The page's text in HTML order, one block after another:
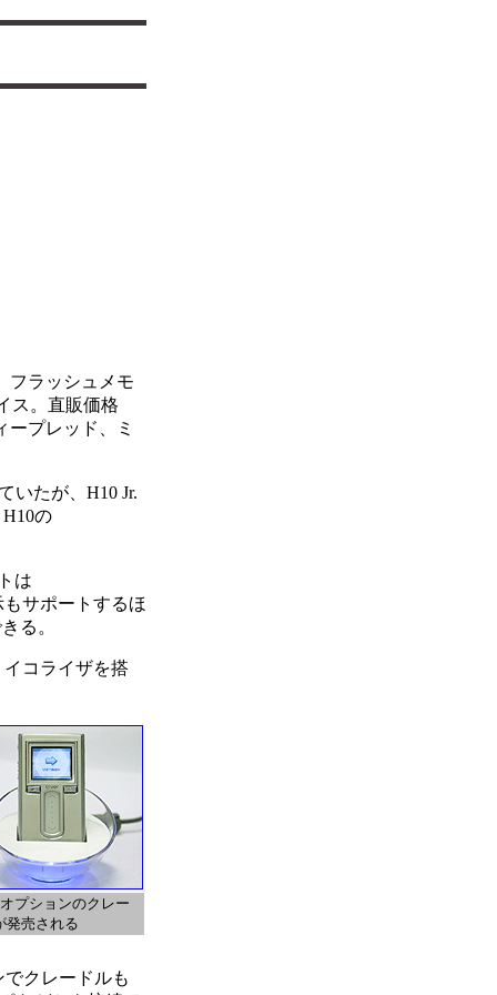
フラッシュメモ
ス。直販価格
ープレッド、ミ
いたが、H10 Jr.
の
は
サポートするほ
る。
コライザを搭
プションのクレー
発売される
クレードルも